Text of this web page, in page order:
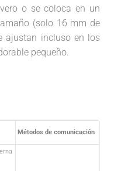
o se coloca en un
(solo 16 mm de
ajustan incluso en los
pequeño.
Métodos de comunicación